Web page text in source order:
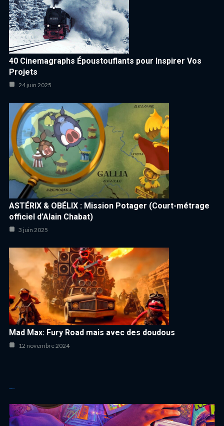
40 Cinemagraphs Époustouflants pour Inspirer Vos
Projets
24 juin 2025
ASTÉRIX & OBÉLIX : Mission Potager (Court-métrage
officiel d’Alain Chabat)
3 juin 2025
Mad Max: Fury Road mais avec des doudous
12 novembre 2024